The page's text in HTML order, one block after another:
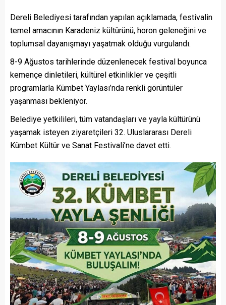
Dereli Belediyesi tarafından yapılan açıklamada, festivalin
temel amacının Karadeniz kültürünü, horon geleneğini ve
toplumsal dayanışmayı yaşatmak olduğu vurgulandı.
8-9 Ağustos tarihlerinde düzenlenecek festival boyunca
kemençe dinletileri, kültürel etkinlikler ve çeşitli
programlarla Kümbet Yaylası’nda renkli görüntüler
yaşanması bekleniyor.
Belediye yetkilileri, tüm vatandaşları ve yayla kültürünü
yaşamak isteyen ziyaretçileri 32. Uluslararası Dereli
Kümbet Kültür ve Sanat Festivali’ne davet etti.